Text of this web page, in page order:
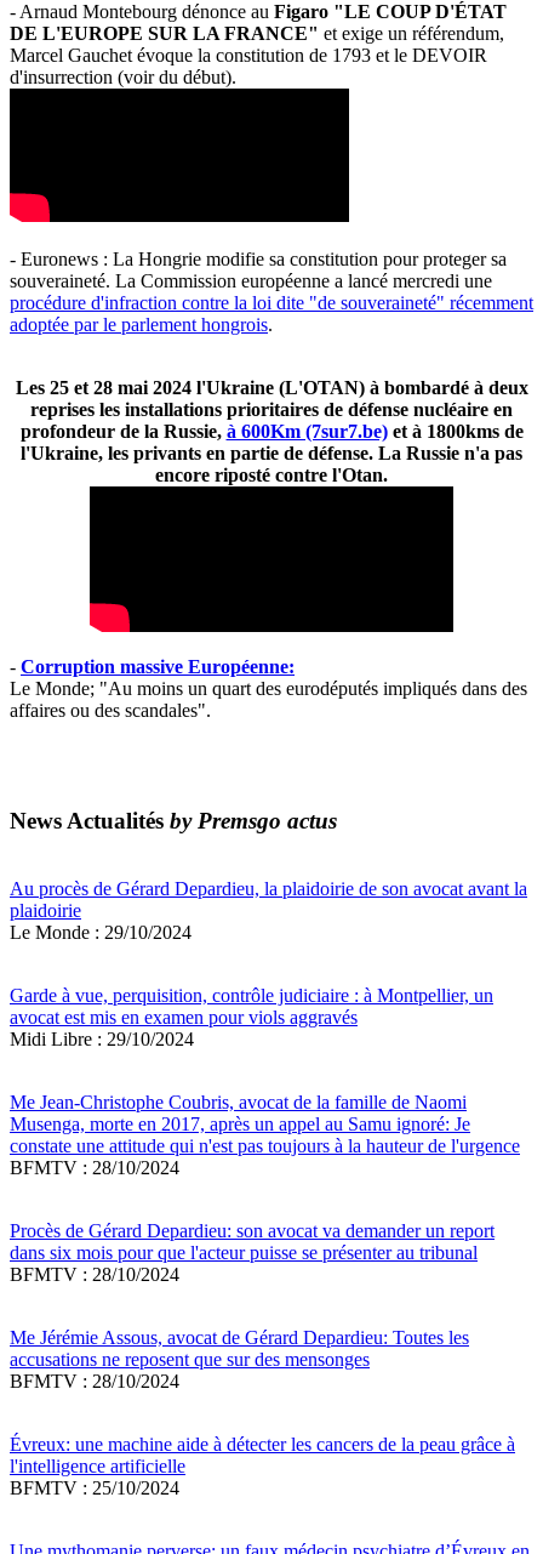
- Arnaud Montebourg dénonce au Figaro "LE COUP D'ÉTAT
DE L'EUROPE SUR LA FRANCE" et exige un référendum,
Marcel Gauchet évoque la constitution de 1793 et le DEVOIR
d'insurrection (voir du début).
- Euronews : La Hongrie modifie sa constitution pour proteger sa
souveraineté. La Commission européenne a lancé mercredi une
procédure d'infraction contre la loi dite "de souveraineté" récemment
adoptée par le parlement hongrois.
Les 25 et 28 mai 2024 l'Ukraine (L'OTAN) à bombardé à deux
reprises les installations prioritaires de défense nucléaire en
profondeur de la Russie, à 600Km (7sur7.be)et à 1800kms de
l'Ukraine, les privants en partie de défense. La Russie n'a pas
encore riposté contre l'Otan.
- Corruption massive Européenne:
Le Monde; "Au moins un quart des eurodéputés impliqués dans des
affaires ou des scandales".
News Actualités by Premsgo actus
Au procès de Gérard Depardieu, la plaidoirie de son avocat avant la
plaidoirie
Le Monde : 29/10/2024
Garde à vue, perquisition, contrôle judiciaire : à Montpellier, un
avocat est mis en examen pour viols aggravés
Midi Libre : 29/10/2024
Me Jean-Christophe Coubris, avocat de la famille de Naomi
Musenga, morte en 2017, après un appel au Samu ignoré: Je
constate une attitude qui n'est pas toujours à la hauteur de l'urgence
BFMTV : 28/10/2024
Procès de Gérard Depardieu: son avocat va demander un report
dans six mois pour que l'acteur puisse se présenter au tribunal
BFMTV : 28/10/2024
Me Jérémie Assous, avocat de Gérard Depardieu: Toutes les
accusations ne reposent que sur des mensonges
BFMTV : 28/10/2024
Évreux: une machine aide à détecter les cancers de la peau grâce à
l'intelligence artificielle
BFMTV : 25/10/2024